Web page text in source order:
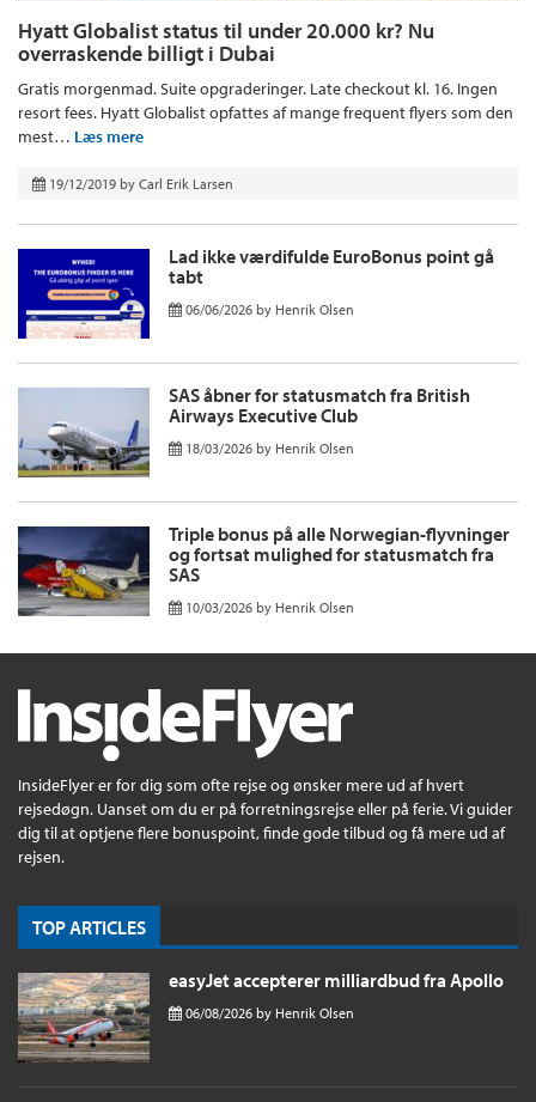
Hyatt Globalist status til under 20.000 kr? Nu
overraskende billigt i Dubai
Gratis morgenmad. Suite opgraderinger. Late checkout kl. 16. Ingen
resort fees. Hyatt Globalist opfattes af mange frequent flyers som den
mest… Læs mere
19/12/2019 by Carl Erik Larsen
Lad ikke værdifulde EuroBonus point gå
tabt
06/06/2026 by Henrik Olsen
SAS åbner for statusmatch fra British
Airways Executive Club
18/03/2026 by Henrik Olsen
Triple bonus på alle Norwegian-flyvninger
og fortsat mulighed for statusmatch fra
SAS
10/03/2026 by Henrik Olsen
InsideFlyer er for dig som ofte rejse og ønsker mere ud af hvert
rejsedøgn. Uanset om du er på forretningsrejse eller på ferie. Vi guider
dig til at optjene flere bonuspoint, finde gode tilbud og få mere ud af
rejsen.
TOP ARTICLES
easyJet accepterer milliardbud fra Apollo
06/08/2026 by Henrik Olsen